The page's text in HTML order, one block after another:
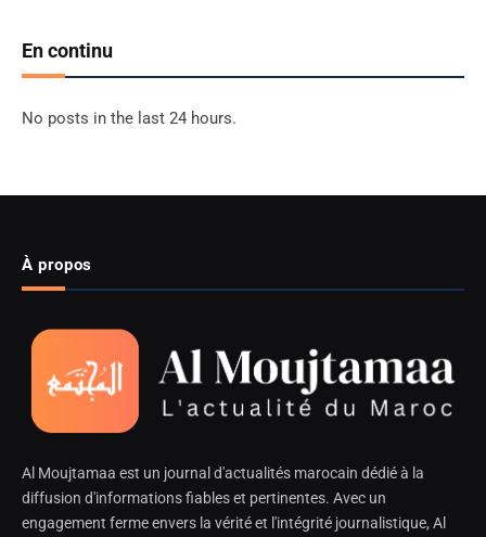
En continu
No posts in the last 24 hours.
À propos
Al Moujtamaa est un journal d'actualités marocain dédié à la
diffusion d'informations fiables et pertinentes. Avec un
engagement ferme envers la vérité et l'intégrité journalistique, Al